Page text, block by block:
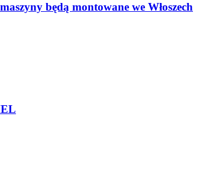
będą montowane we Włoszech